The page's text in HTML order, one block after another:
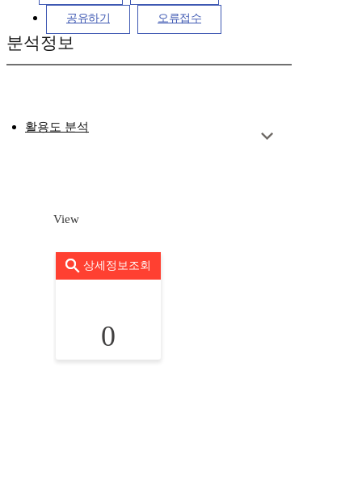
공유하기 오류접수
분석정보
활용도 분석
View
상세정보조회
0